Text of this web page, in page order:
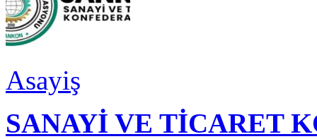
Asayiş
SANAYİ VE TİCARET